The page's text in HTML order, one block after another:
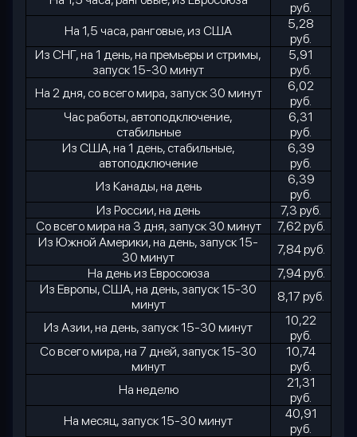
руб.
На 1,5 часа, ранговые, из США
5,28
руб.
Из СНГ, на 1 день, на премьеры и стримы,
запуск 15-30 минут
5,91
руб.
На 2 дня, со всего мира, запуск 30 минут
6,02
руб.
Час работы, автоподключение,
стабильные
6,31
руб.
Из США, на 1 день, стабильные,
автоподключение
6,39
руб.
Из Канады, на день
6,39
руб.
Из России, на день
7,3 руб.
Со всего мира на 3 дня, запуск 30 минут
7,62 руб.
Из Южной Америки, на день, запуск 15-
30 минут
7,84 руб.
На день из Евросоюза
7,94 руб.
Из Европы, США, на день, запуск 15-30
минут
8,17 руб.
Из Азии, на день, запуск 15-30 минут
10,22
руб.
Со всего мира, на 7 дней, запуск 15-30
минут
10,74
руб.
На неделю
21,31
руб.
На месяц, запуск 15-30 минут
40,91
руб.